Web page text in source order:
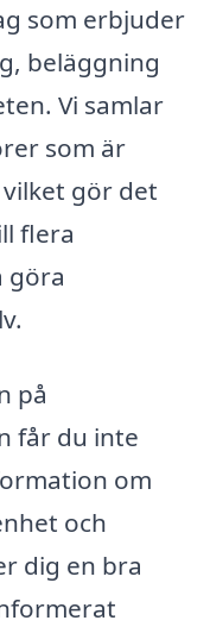
som erbjuder
beläggning
Vi samlar
som är
gör det
flera
göra
på
får du inte
om
och
dig en bra